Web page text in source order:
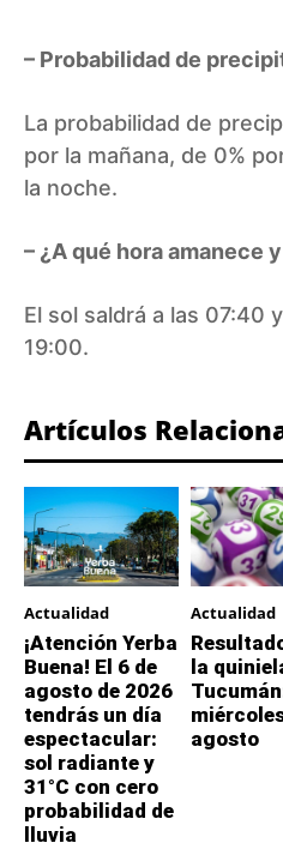
– Probabilidad de
La probabilidad de
por la mañana, de 0%
la noche.
– ¿A qué hora amanece
El sol saldrá a las 07:40
19:00.
Artículos
Actualidad
¡Atención Yerba
Buena! El 6 de
agosto de 2026
tendrás un día
espectacular:
sol radiante y
31°C con cero
probabilidad de
lluvia
Actualidad
la
agosto